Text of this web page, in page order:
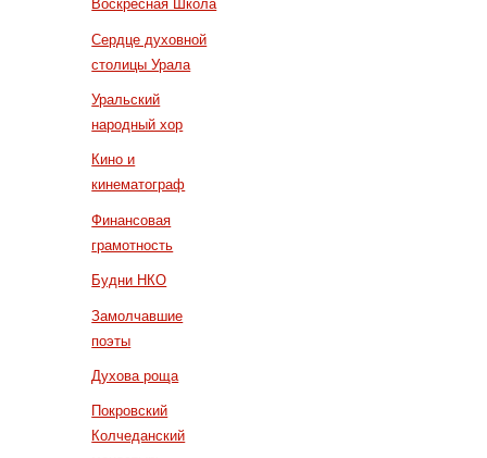
Воскресная Школа
Сердце духовной
столицы Урала
Уральский
народный хор
Кино и
кинематограф
Финансовая
грамотность
Будни НКО
Замолчавшие
поэты
Духова роща
Покровский
Колчеданский